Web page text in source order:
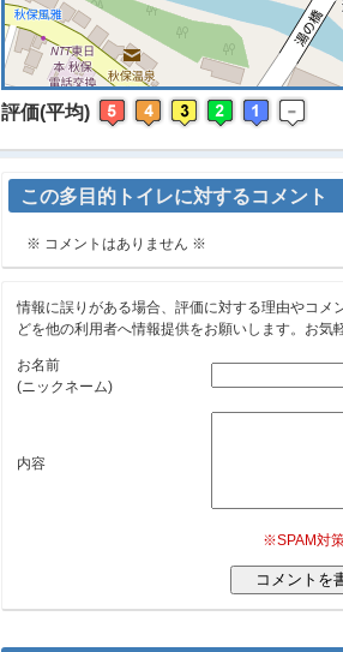
評価(平均)
この多目的トイレに対するコメント
※ コメントはありません ※
情報に誤りがある場合、評価に対する理由やコメ
どを他の利用者へ情報提供をお願いします。お気
お名前
(ニックネーム)
内容
※SPAM対